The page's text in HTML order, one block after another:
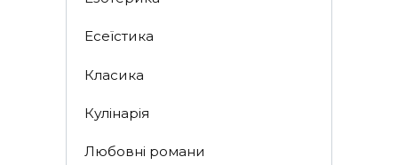
Есеїстика
Класика
Кулінарія
Любовні романи